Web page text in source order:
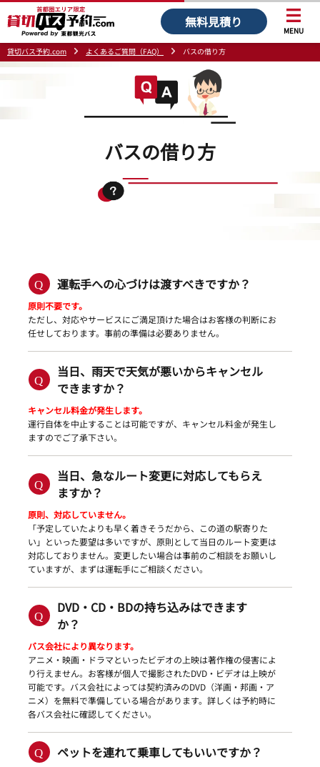
無料見積り
MENU
貸切バス予約.com
よくあるご質問（FAQ） バスの借り方
バスの借り方
運転手への心づけは渡すべきですか？
原則不要です。
ただし、対応やサービスにご満足頂けた場合はお客様の判断にお
任せしております。事前の準備は必要ありません。
当日、雨天で天気が悪いからキャンセル
できますか？
キャンセル料金が発生します。
運行自体を中止することは可能ですが、キャンセル料金が発生し
ますのでご了承下さい。
当日、急なルート変更に対応してもらえ
ますか？
原則、対応していません。
「予定していたよりも早く着きそうだから、この道の駅寄りた
い」といった要望は多いですが、原則として当日のルート変更は
対応しておりません。変更したい場合は事前のご相談をお願いし
ていますが、まずは運転手にご相談ください。
DVD・CD・BDの持ち込みはできます
か？
バス会社により異なります。
アニメ・映画・ドラマといったビデオの上映は著作権の侵害によ
り行えません。お客様が個人で撮影されたDVD・ビデオは上映が
可能です。バス会社によっては契約済みのDVD（洋画・邦画・ア
ニメ）を無料で準備している場合があります。詳しくは予約時に
各バス会社に確認してください。
ペットを連れて乗車してもいいですか？